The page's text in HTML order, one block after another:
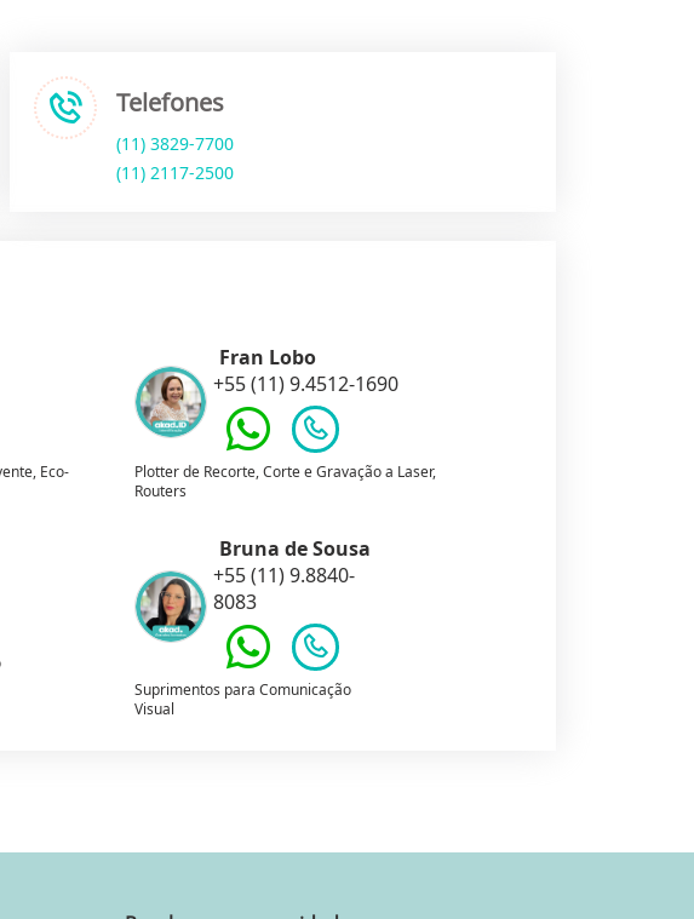
Telefones
(11) 3829-7700
(11) 2117-2500
Eco-
Fran Lobo
+55 (11) 9.4512-1690
Plotter de Recorte, Corte e Gravação a Laser,
Routers
Bruna de Sousa
+55 (11) 9.8840-
8083
Suprimentos para Comunicação
Visual